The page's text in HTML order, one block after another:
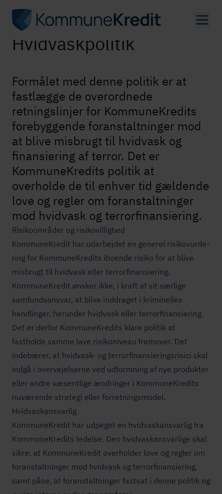
Gå
til
hovedindhold
Hvid­va­skpo­li­tik
Formålet med denne politik er at
fastlægge de overordnede
retningslinjer for KommuneKredits
forebyggende for­an­stalt­nin­ger mod
at blive misbrugt til hvidvask og
finansiering af terror. Det er
KommuneKredits politik at
overholde de til enhver tid gældende
love og regler om for­an­stalt­nin­ger
mod hvidvask og ter­r­or­fi­nan­si­e­ring.
Risikoområder og ri­si­ko­vil­lig­hed
KommuneKredit har udarbejdet en generel ri­si­ko­vur­de­
ring for KommuneKredits iboende risiko for at blive
misbrugt til hvidvask eller ter­r­or­fi­nan­si­e­ring.
KommuneKredit ønsker ikke, i kraft af sit særlige
samfundsansvar, at blive inddraget i kriminelles
handlinger, herunder hvidvask eller ter­r­or­fi­nan­si­e­ring.
Det er derfor KommuneKredits klare politik at
fastholde samme lave risikoniveau fremover. Det
indebærer, at hvidvask- og ter­r­or­fi­nan­si­e­rings­ri­si­ci skal
indgå i overvejelserne ved udformning af nye produkter
eller andre væsentlige ændringer i KommuneKredits
nuværende strategi eller for­ret­nings­mo­del.
Hvid­va­skansvar­lig
KommuneKredit har udpeget en hvid­va­skansvar­lig fra
KommuneKredits ledelse. Den hvid­va­skansvar­li­ge skal
sikre, at KommuneKredit overholder love og regler om
for­an­stalt­nin­ger mod hvidvask og ter­r­or­fi­nan­si­e­ring,
samt påse, at for­an­stalt­nin­ger fastsat i denne politik og